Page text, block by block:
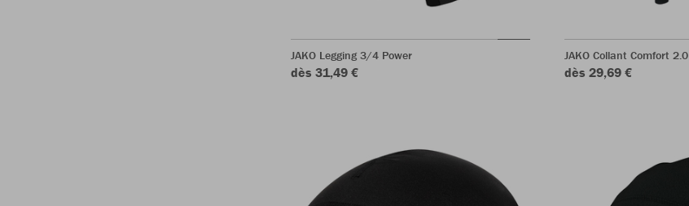
JAKO Legging 3/4 Power
dès 31,49 €
JAKO Collant Comfort 2.0
dès 29,69 €